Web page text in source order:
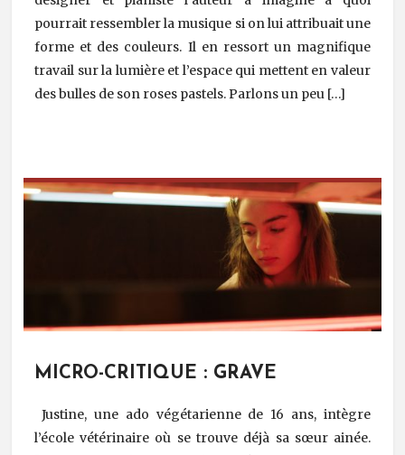
pourrait ressembler la musique si on lui attribuait une
forme et des couleurs. Il en ressort un magnifique
travail sur la lumière et l’espace qui mettent en valeur
des bulles de son roses pastels. Parlons un peu […]
MICRO-CRITIQUE : GRAVE
Justine, une ado végétarienne de 16 ans, intègre
l’école vétérinaire où se trouve déjà sa sœur ainée.